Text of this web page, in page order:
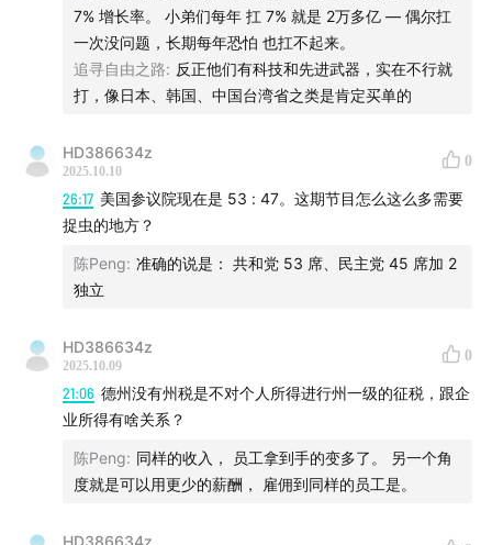
听友来信
题和想邀请的嘉宾，都欢迎与我们联系。大家可以登录雪
球APP给“厚雪长波官方发布”
houxuechangbo@xueqiu.com。
收听渠道
7% 增长率。 小弟们每年 扛 7% 就是 2万多亿 — 偶尔扛
一次没问题，长期每年恐怕 也扛不起来。
追寻自由之路: 反正他们有科技和先进武器，实在不行就
打，像日本、韩国、中国台湾省之类是肯定买单的
HD386634z
2025.10.10
0
26:17 美国参议院现在是 53 : 47。这期节目怎么这么多需要
捉虫的地方？
陈Peng: 准确的说是： 共和党 53 席、民主党 45 席加 2
独立
HD386634z
2025.10.09
0
21:06 德州没有州税是不对个人所得进行州一级的征税，跟企
业所得有啥关系？
陈Peng: 同样的收入， 员工拿到手的变多了。 另一个角
度就是可以用更少的薪酬， 雇佣到同样的员工是。
HD386634z